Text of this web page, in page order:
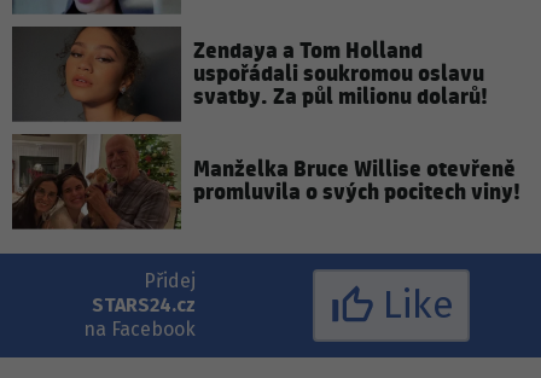
Zendaya a Tom Holland
uspořádali soukromou oslavu
svatby. Za půl milionu dolarů!
Manželka Bruce Willise otevřeně
promluvila o svých pocitech viny!
Přidej
STARS24.cz
na Facebook
Like